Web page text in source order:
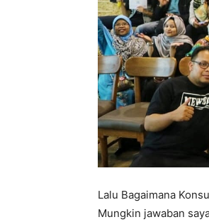
Lalu Bagaimana
Mungkin jawaban